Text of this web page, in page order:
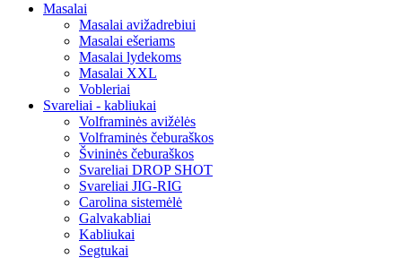
Masalai
Masalai avižadrebiui
Masalai ešeriams
Masalai lydekoms
Masalai XXL
Vobleriai
Svareliai - kabliukai
Volframinės avižėlės
Volframinės čeburaškos
Švininės čeburaškos
Svareliai DROP SHOT
Svareliai JIG-RIG
Carolina sistemėlė
Galvakabliai
Kabliukai
Segtukai